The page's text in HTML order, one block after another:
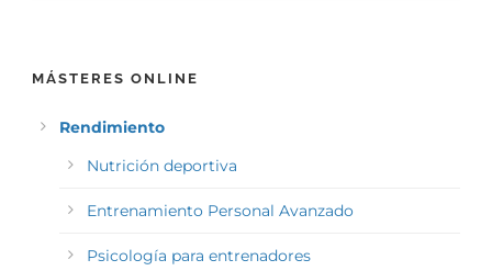
MÁSTERES ONLINE
Rendimiento
Nutrición deportiva
Entrenamiento Personal Avanzado
Psicología para entrenadores